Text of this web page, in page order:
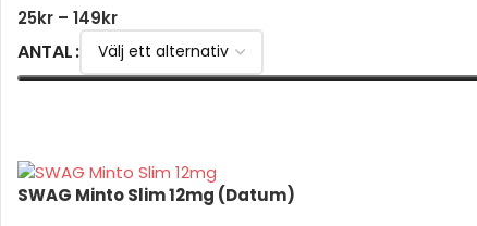
25kr – 149kr
ANTAL
SWAG Minto Slim 12mg (Datum)